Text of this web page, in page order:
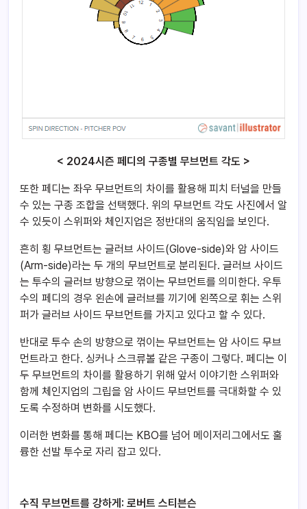
< 2024시즌 페디의 구종별 무브먼트 각도 >
또한 페디는 좌우 무브먼트의 차이를 활용해 피치 터널을 만들
수 있는 구종 조합을 선택했다. 위의 무브먼트 각도 사진에서 알
수 있듯이 스위퍼와 체인지업은 정반대의 움직임을 보인다.
흔히 횡 무브먼트는 글러브 사이드(Glove-side)와 암 사이드
(Arm-side)라는 두 개의 무브먼트로 분리된다. 글러브 사이드
는 투수의 글러브 방향으로 꺾이는 무브먼트를 의미한다. 우투
수의 페디의 경우 왼손에 글러브를 끼기에 왼쪽으로 휘는 스위
퍼가 글러브 사이드 무브먼트를 가지고 있다고 할 수 있다.
반대로 투수 손의 방향으로 꺾이는 무브먼트는 암 사이드 무브
먼트라고 한다. 싱커나 스크류볼 같은 구종이 그렇다. 페디는 이
두 무브먼트의 차이를 활용하기 위해 앞서 이야기한 스위퍼와
함께 체인지업의 그립을 암 사이드 무브먼트를 극대화할 수 있
도록 수정하며 변화를 시도했다.
이러한 변화를 통해 페디는 KBO를 넘어 메이저리그에서도 훌
륭한 선발 투수로 자리 잡고 있다.
수직 무브먼트를 강하게: 로버트 스티븐슨